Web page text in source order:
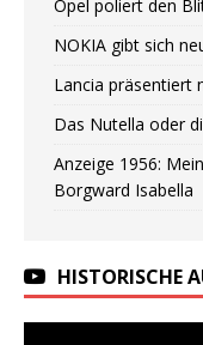
Opel poliert den
NOKIA gibt sich
Lancia präsentiert
Das Nutella oder
Anzeige 1956:
Borgward Isabella
HISTORISCHE